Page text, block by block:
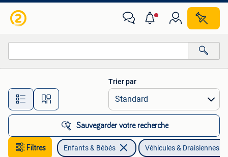
Toutes les distances…
Trier par
Sauvegarder votre recherche
Filtres Enfants & Bébés Véhicules & Draisiennes